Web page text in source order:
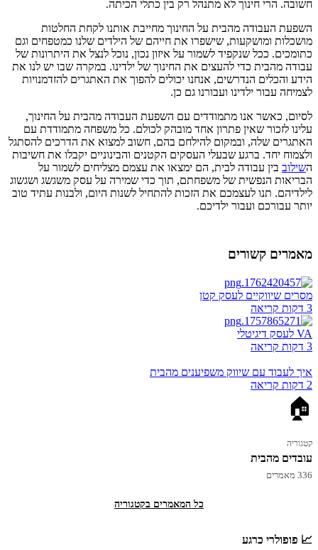
חשובה. הרי חינוך לא מתנהל רק בין כתלי הכיתה.
השפעת העבודה מהבית על החינוך מחייבת אותנו לקחת החלטות
מושכלות ומושקעות, שישפרו את חייהם של הילדים שלנו כמטפחים וגם
כתומכים. ככל שנקפיד לשמור על איזון נכון, נוכל לנצל את היתרונות של
עבודה מהבית כדי להעצים את החינוך של ילדינו. במקרה שבו יש לנו את
הידע והכלים הנדרשים, אנחנו יכולים להפוך את האתגרים להזדמנויות
לצמיחה עבור ילדינו ועבורנו גם כן.
לסיום, כאשר אנו מתמודדים עם השפעת העבודה מהבית על החינוך,
עלינו לזכור שאין פתרון אחד מובהק לכולם. כל משפחה מתמודדת עם
האתגרים שלה, ובמקום להילחם בהם, חשוב למצוא את הדרכים להסתגל
ולצמוח יחד. ברגע שבעלי העסקים הקטנים והבינוניים יקבלו את חשיבות
השילוב בין עבודה לבית, הם ימצאו את עצמם מצליחים לשמור על
הבריאות הנפשית של משפחתם, תוך כדי שמירה על עסק משגשג ושגשוג
לילדיהם. תנו לעצמכם את הזכות להתחיל לשנות היום, ולבנות עתיד טוב
יותר עבורכם ועבור ילדיכם.
מאמרים קשורים
מסרים שיווקיים לעסק קטן
3 דקות קריאה
VA לעסק דיגיטלי
3 דקות קריאה
איך לעבוד עם שיווק משפיענים מהבית
2 דקות קריאה
🏠
קטגוריה
עובדים מהבית
336 מאמרים
כל המאמרים בקטגוריה
📈 פופולרי כרגע